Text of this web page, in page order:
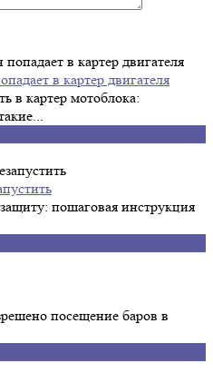
в картер двигателя
в картер мотоблока:
пошаговая инструкция
посещение баров в